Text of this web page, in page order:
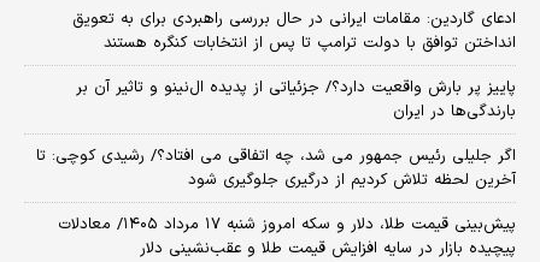
ادعای گاردین: مقامات ایرانی در حال بررسی راهبردی برای به تعویق
انداختن توافق با دولت ترامپ تا پس از انتخابات کنگره هستند
پاییز پر بارش واقعیت دارد؟/ جزئیاتی از پدیده ال‌نینو و تاثیر آن بر
بارندگی‌ها در ایران
اگر جلیلی رئیس جمهور می شد، چه اتفاقی می افتاد؟/ رشیدی کوچی: تا
آخرین لحظه تلاش کردیم از درگیری جلوگیری شود
پیش‌بینی قیمت طلا، دلار و سکه امروز شنبه ۱۷ مرداد ۱۴۰۵/ معادلات
پیچیده بازار در سایه افزایش قیمت طلا و عقب‌نشینی دلار